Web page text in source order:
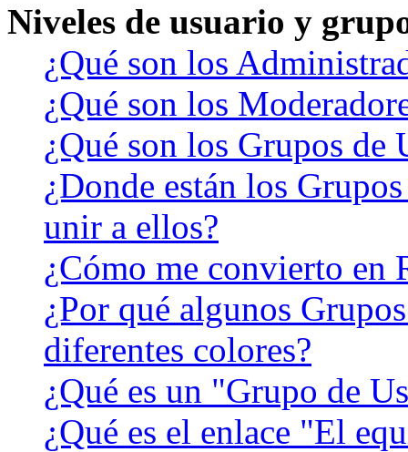
Niveles de usuario y
¿Qué son los
¿Qué son los
¿Qué son los Grupos de
¿Donde están los
unir a ellos?
¿Cómo me convierto en
¿Por qué algunos
diferentes colores?
¿Qué es un "Grupo de
¿Qué es el enlace "El